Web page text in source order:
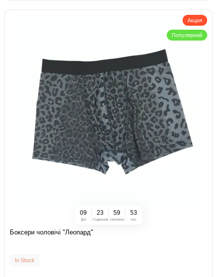
Акция
Популярний
09
Дні
23
Годинник
59
хвилини
52
sec
Боксери чоловічі "Леопард"
In Stock